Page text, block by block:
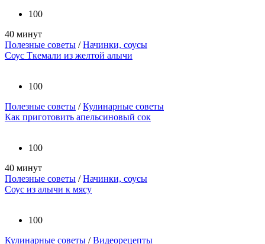
100
40 минут
Полезные советы /Начинки, соусы
Соус Ткемали из желтой алычи
100
Полезные советы /Кулинарные советы
Как приготовить апельсиновый сок
100
40 минут
Полезные советы /Начинки, соусы
Соус из алычи к мясу
100
Кулинарные советы /Видеорецепты